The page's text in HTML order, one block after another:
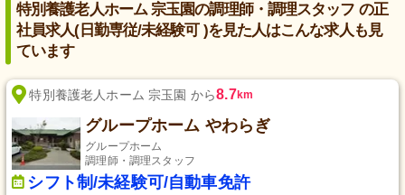
特別養護老人ホーム 宗玉園の調理師・調理スタッフ の正
社員求人(日勤専従/未経験可 )を見た人はこんな求人も見
ています
特別養護老人ホーム 宗玉園 から8.7km
グループホーム やわらぎ
グループホーム
調理師・調理スタッフ
シフト制/未経験可/自動車免許